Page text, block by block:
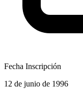
Fecha Inscripción
12 de junio de 1996